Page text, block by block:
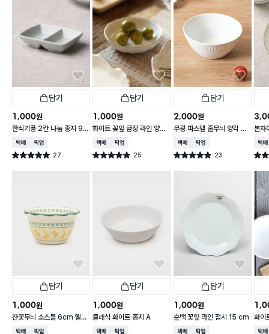
담기
1,000원
한식기풍 2칸 나눔 종지 9 c
m
택배배송매장픽업
별점 5.0점 27
건 작성
담기
1,000원
화이트 꽃잎 금장 라인 양각
종지 10 cm
택배배송매장픽업
별점 5.0점 25
건 작성
담기
2,000원
무광 파스텔 줄무늬 양각 대
접 13 cm
택배배송매장픽업
별점 5.0점 23
건 작성
본차
접
택배
별점
담기
1,000원
잔꽃무늬 소스볼 6cm 옐로
우
택배배송매장픽업
담기
1,000원
클래식 화이트 종지 A
택배배송매장픽업
담기
1,000원
순백 꽃잎 라인 접시 15 cm
택배배송매장픽업
화이
택배